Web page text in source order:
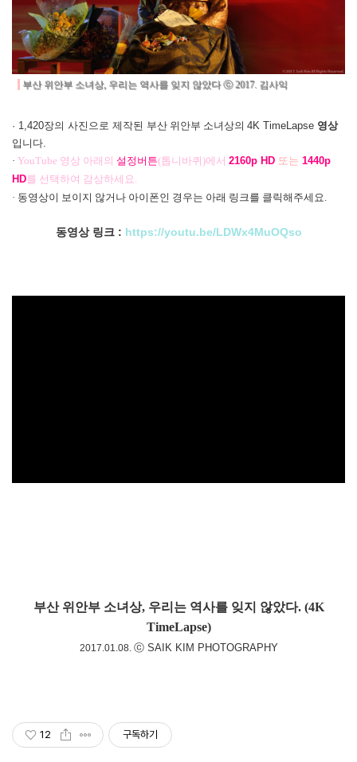
부산 위안부 소녀상, 우리는 역사를 잊지 않았다 ⓒ 2017. 김사익
· 1,420장의 사진으로 제작된 부산 위안부 소녀상의 4K TimeLapse 영상
입니다.
· YouTube 영상 아래의 설정버튼(톱니바퀴)에서 2160p HD 또는 1440p
HD를 선택하여 감상하세요.
· 동영상이 보이지 않거나 아이폰인 경우는 아래 링크를 클릭해주세요.
동영상 링크 : https://youtu.be/LDWx4MuOQso
부산 위안부 소녀상, 우리는 역사를 잊지 않았다. (4K
TimeLapse)
2017.01.08. ⓒ SAIK KIM PHOTOGRAPHY
12 구독하기